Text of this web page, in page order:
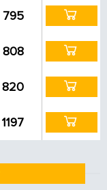
795
808
820
1197